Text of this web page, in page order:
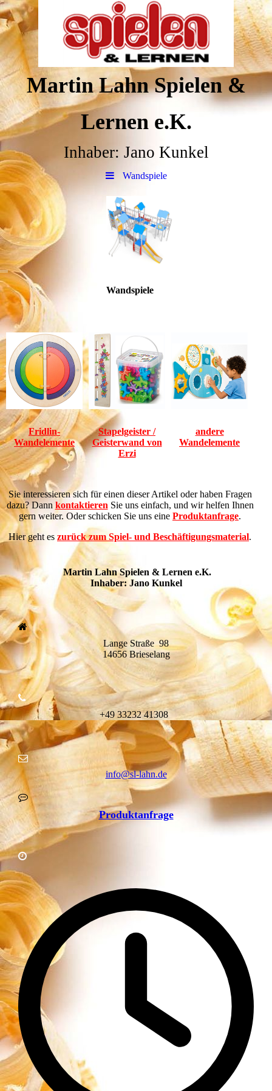
Martin Lahn Spielen &
Lernen e.K.
Inhaber: Jano Kunkel
Wandspiele
Wandspiele
Fridlin-
Wandelemente
Stapelgeister /
Geisterwand von
Erzi
andere
Wandelemente
Sie interessieren sich für einen dieser Artikel oder haben Fragen
dazu?Dann kontaktieren Sie uns einfach, und wir helfen Ihnen
gern weiter. Oder schicken Sie uns eine Produktanfrage.
Hier geht es zurück zum Spiel- und Beschäftigungsmaterial.
Martin Lahn Spielen & Lernen e.K.
Inhaber: Jano Kunkel
Lange Straße 98
14656 Brieselang
+4933232 41308
info@sl-lahn.de
Produktanfrage